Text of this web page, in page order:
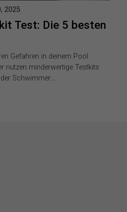
Test: Die 5 besten
2025
Gefahren in deinem Pool
nutzen minderwertige Testkits
Schwimmer….